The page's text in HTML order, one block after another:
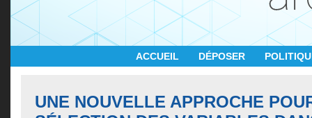
ACCUEIL DÉPOSER
UNE NOUVELLE APPROCHE